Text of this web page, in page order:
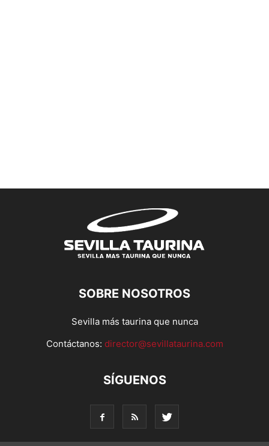
SOBRE NOSOTROS
Sevilla más taurina que nunca
Contáctanos: director@sevillataurina.com
SÍGUENOS